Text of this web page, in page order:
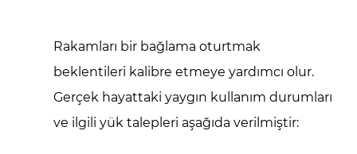
Rakamları bir bağlama oturtmak
beklentileri kalibre etmeye yardımcı olur.
Gerçek hayattaki yaygın kullanım durumları
ve ilgili yük talepleri aşağıda verilmiştir: